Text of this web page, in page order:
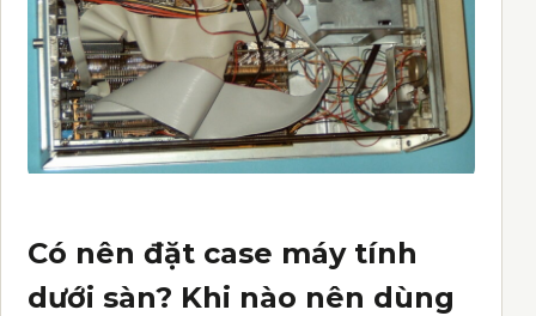
Có nên đặt case máy tính
dưới sàn? Khi nào nên dùng